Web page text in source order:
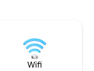
ancak
her akşam sakin
için harika olacak.
Wifi